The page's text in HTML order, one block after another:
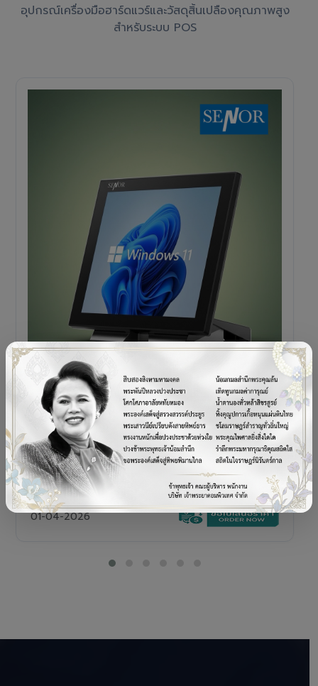
อุปกรณ์เครื่องมือฮาร์ดแวร์และวัสดุสิ้นเปลืองคุณภาพสูง
สำหรับระบบ POS
POS TERMINAL
SENOR V+5s
เครื่อง POS All-in-One Touch Screen ดีไซน์พรีเมียม
01-04-2026